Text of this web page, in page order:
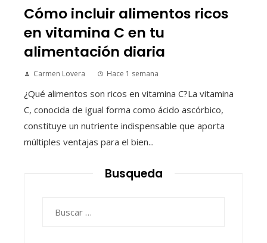
Cómo incluir alimentos ricos
en vitamina C en tu
alimentación diaria
Carmen Lovera Hace 1 semana
¿Qué alimentos son ricos en vitamina C?La vitamina
C, conocida de igual forma como ácido ascórbico,
constituye un nutriente indispensable que aporta
múltiples ventajas para el bien...
Busqueda